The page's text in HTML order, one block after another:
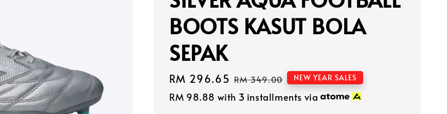
BOOTS KASUT BOLA
SEPAK
Sale
price
RM 296.65 Regular
price
RM 349.00 NEW YEAR SALES
RM 98.88 with 3 installments via